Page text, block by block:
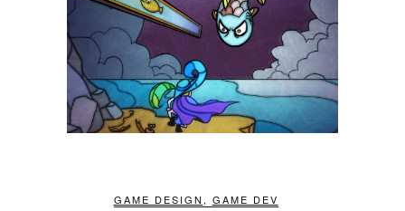
GAME DESIGN , GAME DEV